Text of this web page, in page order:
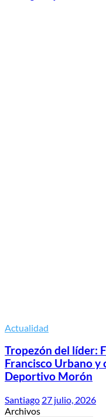
Actualidad
Tropezón del líder:
Francisco Urbano y
Deportivo Morón
Santiago 27 julio, 2026
Archivos